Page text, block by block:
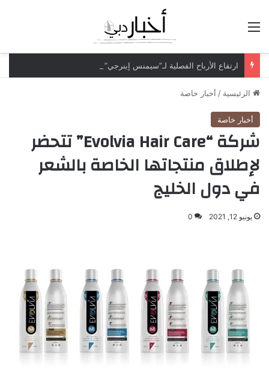
ارتفاع الأرباح الفصلية لـ”سيمنس إينرجي” بـ70% لتتجاوز مليار دولار
الرئيسية / أخبار خاصة
أخبار خاصة
شركة “Evolvia Hair Care” تتحضر
لإطلاق منتجاتها الخاصة بالشعر
في دول الخليج
يونيو 12, 2021 0